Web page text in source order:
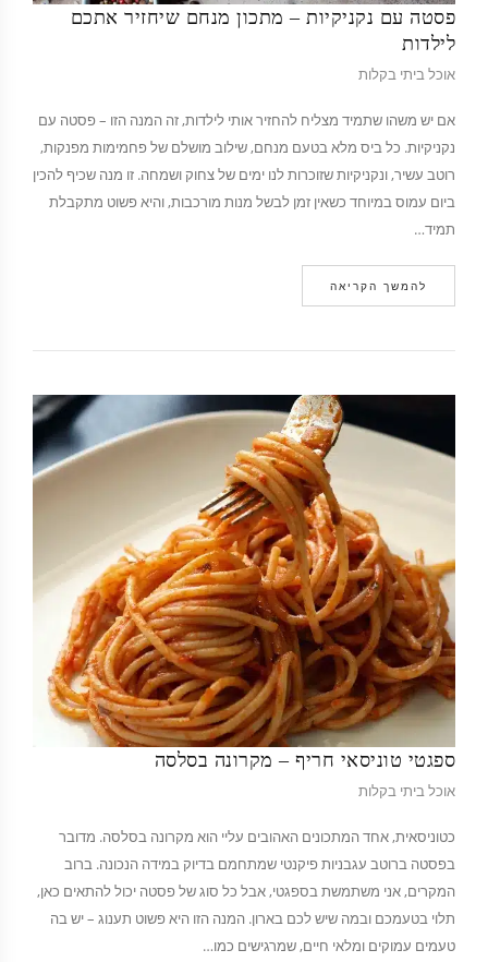
פסטה עם נקניקיות – מתכון מנחם שיחזיר אתכם
לילדות
אוכל ביתי בקלות
אם יש משהו שתמיד מצליח להחזיר אותי לילדות, זה המנה הזו – פסטה עם
נקניקיות. כל ביס מלא בטעם מנחם, שילוב מושלם של פחמימות מפנקות,
רוטב עשיר, ונקניקיות שזוכרות לנו ימים של צחוק ושמחה. זו מנה שכיף להכין
ביום עמוס במיוחד כשאין זמן לבשל מנות מורכבות, והיא פשוט מתקבלת
תמיד…
להמשך הקריאה
ספגטי טוניסאי חריף – מקרונה בסלסה
אוכל ביתי בקלות
כטוניסאית, אחד המתכונים האהובים עליי הוא מקרונה בסלסה. מדובר
בפסטה ברוטב עגבניות פיקנטי שמתחמם בדיוק במידה הנכונה. ברוב
המקרים, אני משתמשת בספגטי, אבל כל סוג של פסטה יכול להתאים כאן,
תלוי בטעמכם ובמה שיש לכם בארון. המנה הזו היא פשוט תענוג – יש בה
טעמים עמוקים ומלאי חיים, שמרגישים כמו…